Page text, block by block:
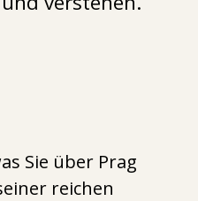
Sie über Prag
reichen